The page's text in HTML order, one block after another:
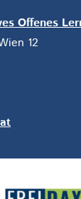
Offenes
12